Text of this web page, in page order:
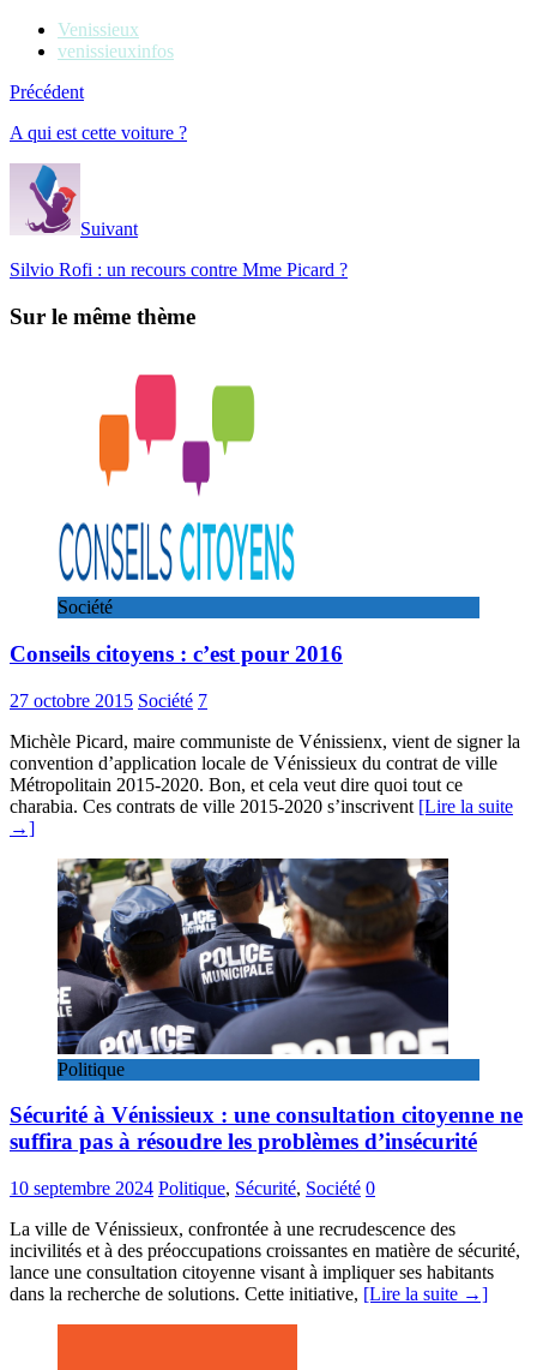
Venissieux
venissieuxinfos
Précédent
A qui est cette voiture ?
Suivant
Silvio Rofi : un recours contre Mme Picard ?
Sur le même thème
Société
Conseils citoyens : c’est pour 2016
27 octobre 2015 Société 7
Michèle Picard, maire communiste de Vénissienx, vient de signer la
convention d’application locale de Vénissieux du contrat de ville
Métropolitain 2015-2020. Bon, et cela veut dire quoi tout ce
charabia. Ces contrats de ville 2015-2020 s’inscrivent [Lire la suite
→]
Politique
Sécurité à Vénissieux : une consultation citoyenne ne
suffira pas à résoudre les problèmes d’insécurité
10 septembre 2024 Politique, Sécurité, Société 0
La ville de Vénissieux, confrontée à une recrudescence des
incivilités et à des préoccupations croissantes en matière de sécurité,
lance une consultation citoyenne visant à impliquer ses habitants
dans la recherche de solutions. Cette initiative, [Lire la suite →]